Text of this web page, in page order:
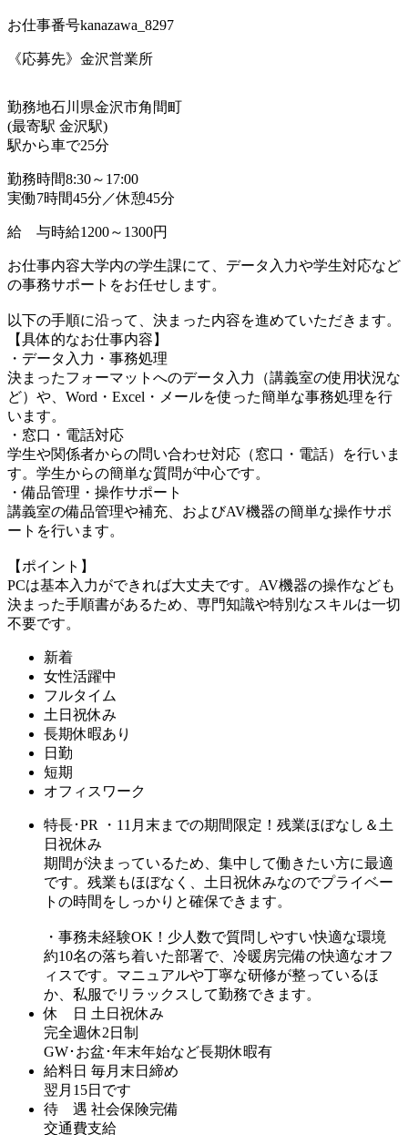
お仕事番号kanazawa_8297
《応募先》金沢営業所
勤務地石川県金沢市角間町
(最寄駅 金沢駅)
駅から車で25分
勤務時間8:30～17:00
実働7時間45分／休憩45分
給 与時給1200～1300円
お仕事内容大学内の学生課にて、データ入力や学生対応など
の事務サポートをお任せします。
以下の手順に沿って、決まった内容を進めていただきます。
【具体的なお仕事内容】
・データ入力・事務処理
決まったフォーマットへのデータ入力（講義室の使用状況な
ど）や、Word・Excel・メールを使った簡単な事務処理を行
います。
・窓口・電話対応
学生や関係者からの問い合わせ対応（窓口・電話）を行いま
す。学生からの簡単な質問が中心です。
・備品管理・操作サポート
講義室の備品管理や補充、およびAV機器の簡単な操作サポ
ートを行います。
【ポイント】
PCは基本入力ができれば大丈夫です。AV機器の操作なども
決まった手順書があるため、専門知識や特別なスキルは一切
不要です。
新着
女性活躍中
フルタイム
土日祝休み
長期休暇あり
日勤
短期
オフィスワーク
特長･PR
・11月末までの期間限定！残業ほぼなし＆土
日祝休み
期間が決まっているため、集中して働きたい方に最適
です。残業もほぼなく、土日祝休みなのでプライベー
トの時間をしっかりと確保できます。
・事務未経験OK！少人数で質問しやすい快適な環境
約10名の落ち着いた部署で、冷暖房完備の快適なオフ
ィスです。マニュアルや丁寧な研修が整っているほ
か、私服でリラックスして勤務できます。
休 日 土日祝休み
完全週休2日制
GW･お盆･年末年始など長期休暇有
給料日 毎月末日締め
翌月15日です
待 遇 社会保険完備
交通費支給